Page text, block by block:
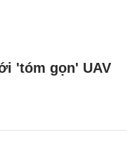
'tóm gọn' UAV